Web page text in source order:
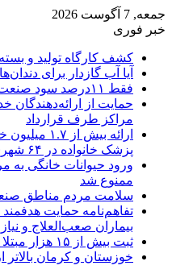
جمعه, 7 آگوست 2026
خبر فوری
کشف کارگاه تولید و
آیا آب گازدار برای
فقط ۱۱‌درصد سود صنعت دارو تبدیل به نقدینگی شده است
حمایت از
مراکز طرف قرارداد
ارائه بیش
پزشک خانواده در ۶۴ شهرستان
ورود حیوانات خانگی به
ممنوع شد
سلامت مردم مناطق
تفاهم‌نامه حمایت
بیماران صعب‌العلاج و
ثبت بیش از ۱۵ هزار مبتلا به هموفیلی در کشور
خوزستان و کرمان بالاتر